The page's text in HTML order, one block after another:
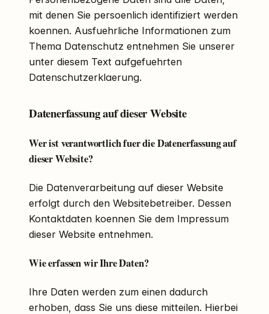
mit denen Sie persoenlich identifiziert werden
koennen. Ausfuehrliche Informationen zum
Thema Datenschutz entnehmen Sie unserer
unter diesem Text aufgefuehrten
Datenschutzerklaerung.
Datenerfassung auf dieser Website
Wer ist verantwortlich fuer die Datenerfassung auf
dieser Website?
Die Datenverarbeitung auf dieser Website
erfolgt durch den Websitebetreiber. Dessen
Kontaktdaten koennen Sie dem Impressum
dieser Website entnehmen.
Wie erfassen wir Ihre Daten?
Ihre Daten werden zum einen dadurch
erhoben, dass Sie uns diese mitteilen. Hierbei